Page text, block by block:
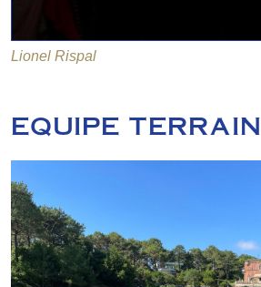
Lionel Rispal
EQUIPE TERRAIN